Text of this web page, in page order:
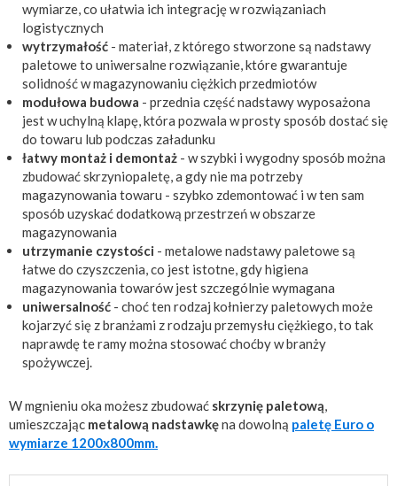
wymiarze, co ułatwia ich integrację w rozwiązaniach
logistycznych
wytrzymałość - materiał, z którego stworzone są nadstawy
paletowe to uniwersalne rozwiązanie, które gwarantuje
solidność w magazynowaniu ciężkich przedmiotów
modułowa budowa - przednia część nadstawy wyposażona
jest w uchylną klapę, która pozwala w prosty sposób dostać się
do towaru lub podczas załadunku
łatwy montaż i demontaż - w szybki i wygodny sposób można
zbudować skrzyniopaletę, a gdy nie ma potrzeby
magazynowania towaru - szybko zdemontować i w ten sam
sposób uzyskać dodatkową przestrzeń w obszarze
magazynowania
utrzymanie czystości - metalowe nadstawy paletowe są
łatwe do czyszczenia, co jest istotne, gdy higiena
magazynowania towarów jest szczególnie wymagana
uniwersalność - choć ten rodzaj kołnierzy paletowych może
kojarzyć się z branżami z rodzaju przemysłu ciężkiego, to tak
naprawdę te ramy można stosować choćby w branży
spożywczej.
W mgnieniu oka możesz zbudować skrzynię paletową,
umieszczając metalową nadstawkęna dowolną paletę Euro o
wymiarze 1200x800mm.